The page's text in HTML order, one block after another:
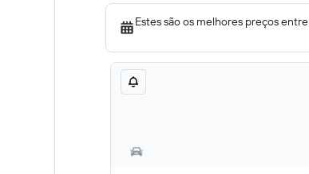
Estes são os melhores preços entre